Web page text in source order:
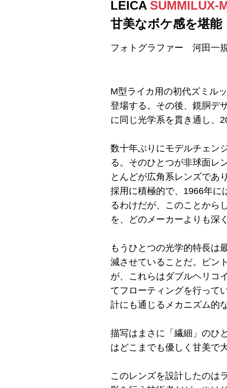
LEICA SUMMILUX-
甘美なボケ感を堪能
フォトグラファー 河田一
M型ライカ用の初代ズミル
登場する。その後、鏡胴デ
に同じ光学系を貫き通し、
数十年ぶりにモデルチェン
る。そのひとつが非球面レ
とんどが広角系レンズであ
採用に積極的で、1966年に
るわけだが、このことから
を、どのメーカーよりも深
もうひとつの光学的特長は
減させていることだ。ピン
が、これらはダブルヘリコ
てフローティングを行って
計にも通じるメカニズム的
描写はまさに「繊細」のひ
はどこまでも優しく甘美で
このレンズを設計したのは